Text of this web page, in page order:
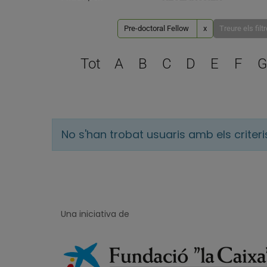
Pre-doctoral Fellow x Treure els
Tot A B C D E F G
No s'han trobat usuaris amb els
Una iniciativa de